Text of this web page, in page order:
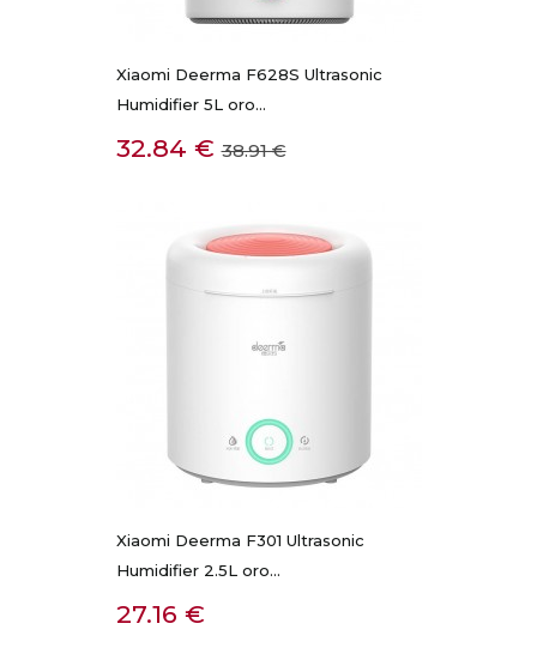
Xiaomi Deerma F628S Ultrasonic
Humidifier 5L oro...
Kaina
32.84 € Bazinė
38.91 €
Xiaomi Deerma F301 Ultrasonic
Humidifier 2.5L oro...
Kaina
27.16 €